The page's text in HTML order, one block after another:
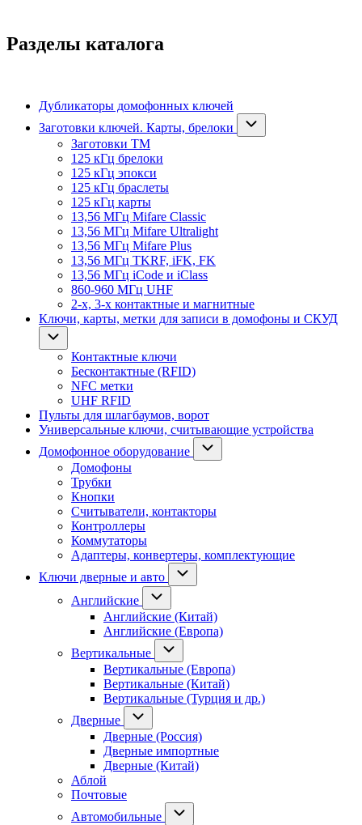
Разделы каталога
Дубликаторы домофонных ключей
Заготовки ключей. Карты, брелоки
Заготовки ТМ
125 кГц брелоки
125 кГц эпокси
125 кГц браслеты
125 кГц карты
13,56 МГц Mifare Classic
13,56 МГц Mifare Ultralight
13,56 МГц Mifare Plus
13,56 МГц TKRF, iFK, FK
13,56 МГц iCode и iClass
860-960 МГц UHF
2-х, 3-х контактные и магнитные
Ключи, карты, метки для записи в домофоны и СКУД
Контактные ключи
Бесконтактные (RFID)
NFC метки
UHF RFID
Пульты для шлагбаумов, ворот
Универсальные ключи, считывающие устройства
Домофонное оборудование
Домофоны
Трубки
Кнопки
Считыватели, контакторы
Контроллеры
Коммутаторы
Адаптеры, конвертеры, комплектующие
Ключи дверные и авто
Английские
Английские (Китай)
Английские (Европа)
Вертикальные
Вертикальные (Европа)
Вертикальные (Китай)
Вертикальные (Турция и др.)
Дверные
Дверные (Россия)
Дверные импортные
Дверные (Китай)
Аблой
Почтовые
Автомобильные